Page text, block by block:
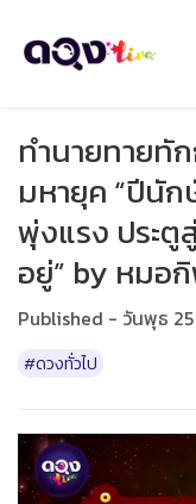
ทำนายทายทั
มหายุค “ปีนัก
พุ่งแรง ประตู
อยู่” by หมอ
Published - วันพุธ
#ดวงทั่วไป